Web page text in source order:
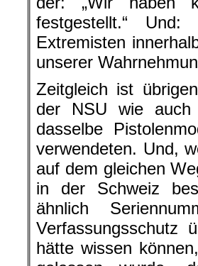
festgestellt.“ Und:
Extremisten
unserer
Zeitgleich ist
der NSU wie auch
dasselbe
verwendeten. Und,
auf dem gleichen
in der Schweiz
ähnlich
Verfassungsschutz
hätte wissen